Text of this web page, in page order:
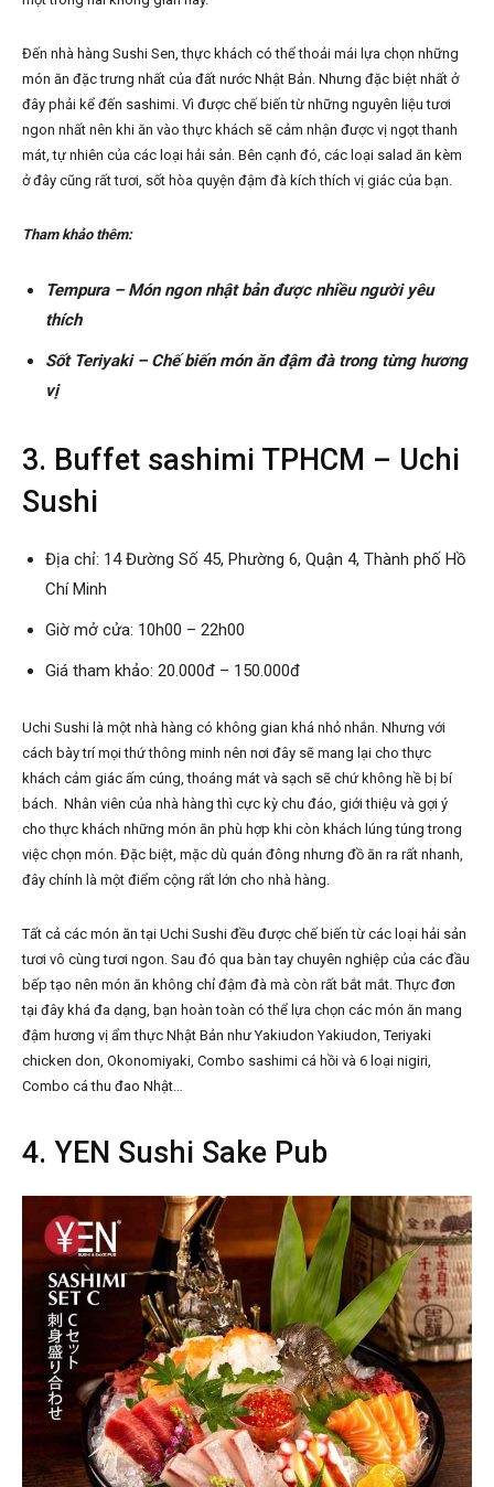
Đến nhà hàng Sushi Sen, thực khách có thể thoải mái lựa chọn những
món ăn đặc trưng nhất của đất nước Nhật Bản. Nhưng đặc biệt nhất ở
đây phải kể đến sashimi. Vì được chế biến từ những nguyên liệu tươi
ngon nhất nên khi ăn vào thực khách sẽ cảm nhận được vị ngọt thanh
mát, tự nhiên của các loại hải sản. Bên cạnh đó, các loại salad ăn kèm
ở đây cũng rất tươi, sốt hòa quyện đậm đà kích thích vị giác của bạn.
Tham khảo thêm:
Tempura – Món ngon nhật bản được nhiều người yêu
thích
Sốt Teriyaki – Chế biến món ăn đậm đà trong từng hương
vị
3. Buffet sashimi TPHCM – Uchi
Sushi
Địa chỉ: 14 Đường Số 45, Phường 6, Quận 4, Thành phố Hồ
Chí Minh
Giờ mở cửa: 10h00 – 22h00
Giá tham khảo: 20.000đ – 150.000đ
Uchi Sushi là một nhà hàng có không gian khá nhỏ nhắn. Nhưng với
cách bày trí mọi thứ thông minh nên nơi đây sẽ mang lại cho thực
khách cảm giác ấm cúng, thoáng mát và sạch sẽ chứ không hề bị bí
bách. Nhân viên của nhà hàng thì cực kỳ chu đáo, giới thiệu và gợi ý
cho thực khách những món ăn phù hợp khi còn khách lúng túng trong
việc chọn món. Đặc biệt, mặc dù quán đông nhưng đồ ăn ra rất nhanh,
đây chính là một điểm cộng rất lớn cho nhà hàng.
Tất cả các món ăn tại Uchi Sushi đều được chế biến từ các loại hải sản
tươi vô cùng tươi ngon. Sau đó qua bàn tay chuyên nghiệp của các đầu
bếp tạo nên món ăn không chỉ đậm đà mà còn rất bắt mắt. Thực đơn
tại đây khá đa dạng, bạn hoàn toàn có thể lựa chọn các món ăn mang
đậm hương vị ẩm thực Nhật Bản như Yakiudon Yakiudon, Teriyaki
chicken don, Okonomiyaki, Combo sashimi cá hồi và 6 loại nigiri,
Combo cá thu đao Nhật…
4. YEN Sushi Sake Pub